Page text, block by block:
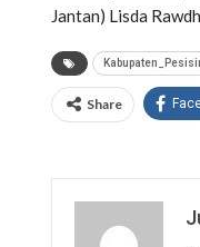
Jantan) Lisda
Share